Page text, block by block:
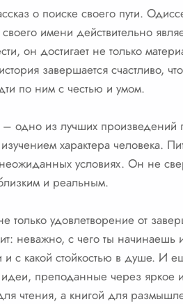
о поиске своего пути.
имени действительно
он достигает не только
завершается счастливо,
по ним с честью и умом.
– одно из лучших
характера человека.
неожиданных условиях. Он не
и реальным.
только удовлетворение от
неважно, с чего ты начинаешь
с какой стойкостью в душе. И
преподанные через яркое
чтения, а книгой для